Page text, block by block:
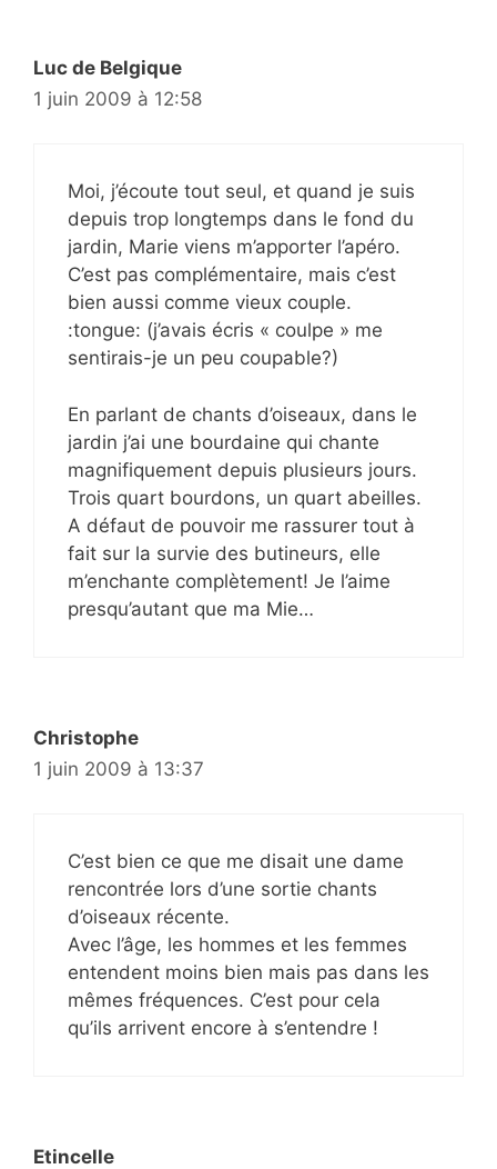
Luc de Belgique
1 juin 2009 à 12:58
Moi, j’écoute tout seul, et quand je suis
depuis trop longtemps dans le fond du
jardin, Marie viens m’apporter l’apéro.
C’est pas complémentaire, mais c’est
bien aussi comme vieux couple.
:tongue: (j’avais écris « coulpe » me
sentirais-je un peu coupable?)
En parlant de chants d’oiseaux, dans le
jardin j’ai une bourdaine qui chante
magnifiquement depuis plusieurs jours.
Trois quart bourdons, un quart abeilles.
A défaut de pouvoir me rassurer tout à
fait sur la survie des butineurs, elle
m’enchante complètement! Je l’aime
presqu’autant que ma Mie…
Christophe
1 juin 2009 à 13:37
C’est bien ce que me disait une dame
rencontrée lors d’une sortie chants
d’oiseaux récente.
Avec l’âge, les hommes et les femmes
entendent moins bien mais pas dans les
mêmes fréquences. C’est pour cela
qu’ils arrivent encore à s’entendre !
Etincelle